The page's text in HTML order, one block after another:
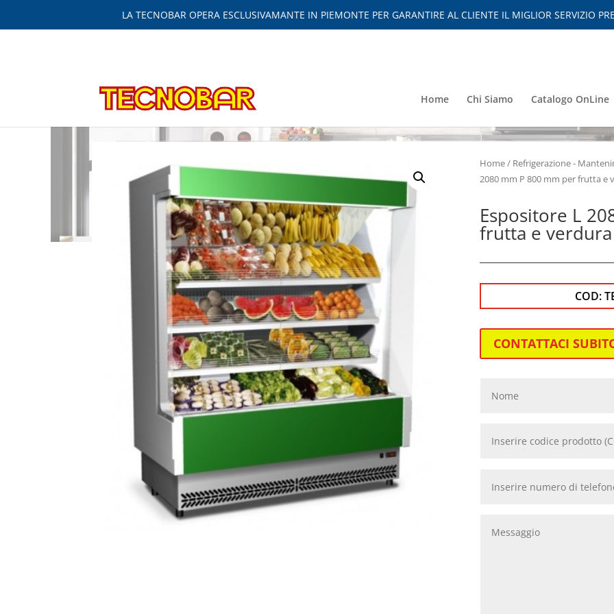
LA TECNOBAR OPERA ESCLUSIVAMANTE IN PIEMONTE PER GARANTIRE AL CLIENTE IL MIGLIOR SERVIZIO
Home Chi Siamo Catalogo OnLine
Home/ Refrigerazione -
2080 mm P 800 mm per frutta e
Espositore L
frutta e verdura
COD:
CONTATTACI